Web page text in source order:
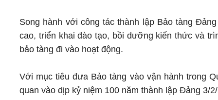
Song hành với công tác thành lập Bảo tàng
cao, triển khai đào tạo, bồi dưỡng kiến thức và
bảo tàng đi vào hoạt động.
Với mục tiêu đưa Bảo tàng vào vận hành trong
quan vào dịp kỷ niệm 100 năm thành lập Đảng 3/